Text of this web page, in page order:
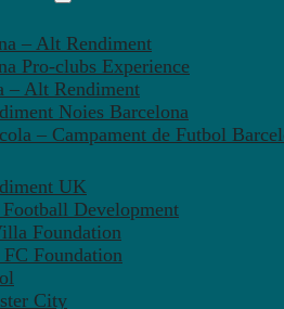
– Alt Rendiment
Pro-clubs Experience
– Alt Rendiment
Noies Barcelona
– Campament de Futbol
UK
Football Development
Foundation
FC Foundation
City